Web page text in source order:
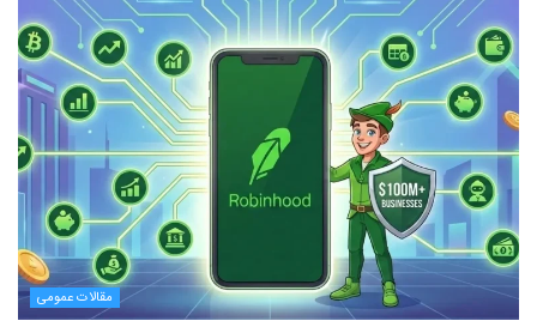
مقالات عمومی